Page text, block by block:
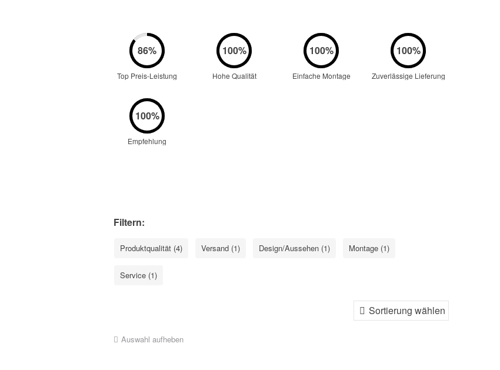
Top Preis-Leistung Hohe Qualität Einfache Montage Zuverlässige Lieferung
Empfehlung
Filtern:
Produktqualität (4) Versand (1) Design/Aussehen (1) Montage (1)
Service (1)
Auswahl aufheben